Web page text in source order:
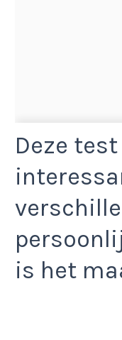
Deze
is het